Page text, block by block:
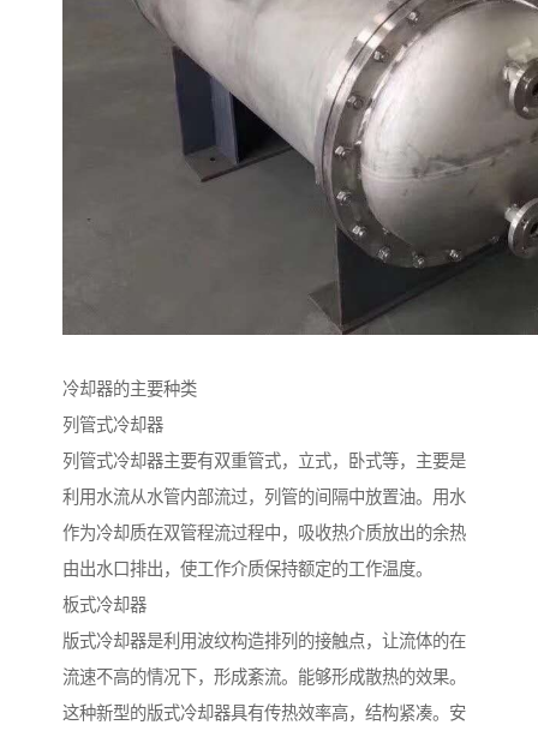
冷却器的主要种类
列管式冷却器
列管式冷却器主要有双重管式，立式，卧式等，主要是
利用水流从水管内部流过，列管的间隔中放置油。用水
作为冷却质在双管程流过程中，吸收热介质放出的余热
由出水口排出，使工作介质保持额定的工作温度。
板式冷却器
版式冷却器是利用波纹构造排列的接触点，让流体的在
流速不高的情况下，形成紊流。能够形成散热的效果。
这种新型的版式冷却器具有传热效率高，结构紧凑。安